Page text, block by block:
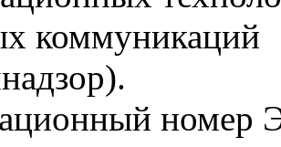
коммуникаций